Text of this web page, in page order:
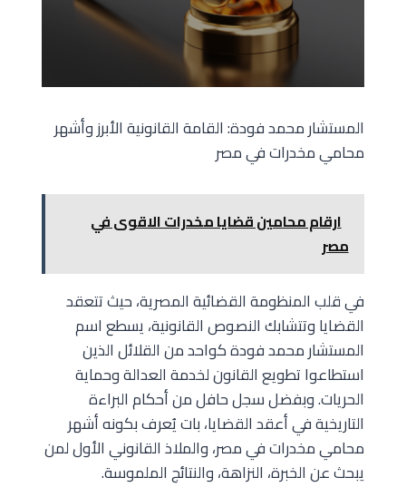
المستشار محمد فودة: القامة القانونية الأبرز وأشهر
محامي مخدرات في مصر
ارقام محامين قضايا مخدرات الاقوى في
مصر
في قلب المنظومة القضائية المصرية، حيث تتعقد
القضايا وتتشابك النصوص القانونية، يسطع اسم
المستشار محمد فودة كواحد من القلائل الذين
استطاعوا تطويع القانون لخدمة العدالة وحماية
الحريات. وبفضل سجل حافل من أحكام البراءة
التاريخية في أعقد القضايا، بات يُعرف بكونه أشهر
محامي مخدرات في مصر، والملاذ القانوني الأول لمن
يبحث عن الخبرة، النزاهة، والنتائج الملموسة.